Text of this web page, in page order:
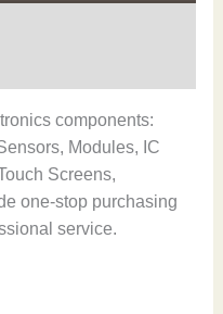
components:
Modules, IC
Screens,
one-stop purchasing
service.